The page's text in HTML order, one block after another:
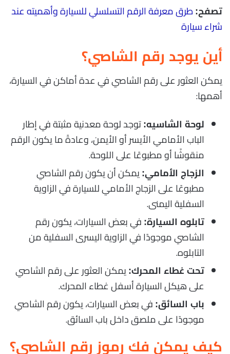
تصفح: طرق معرفة الرقم التسلسلي للسيارة وأهميته عند
شراء سيارة
أين يوجد رقم الشاصي؟
يمكن العثور على رقم الشاصي في عدة أماكن في السيارة،
أهمها:
لوحة الشاسيه: توجد لوحة معدنية مثبتة في إطار
الباب الأمامي الأيسر أو الأيمن، وعادةً ما يكون الرقم
منقوشًا أو مطبوعًا على اللوحة.
الزجاج الأمامي: يمكن أن يكون رقم الشاصي
مطبوعًا على الزجاج الأمامي للسيارة في الزاوية
السفلية اليمنى.
تابلوه السيارة: في بعض السيارات، يكون رقم
الشاصي موجودًا في الزاوية اليسرى السفلية من
التابلوه.
تحت غطاء المحرك: يمكن العثور على رقم الشاصي
على هيكل السيارة أسفل غطاء المحرك.
باب السائق: في بعض السيارات، يكون رقم الشاصي
موجودًا على ملصق داخل باب السائق.
كيف يمكن فك رموز رقم الشاصي؟